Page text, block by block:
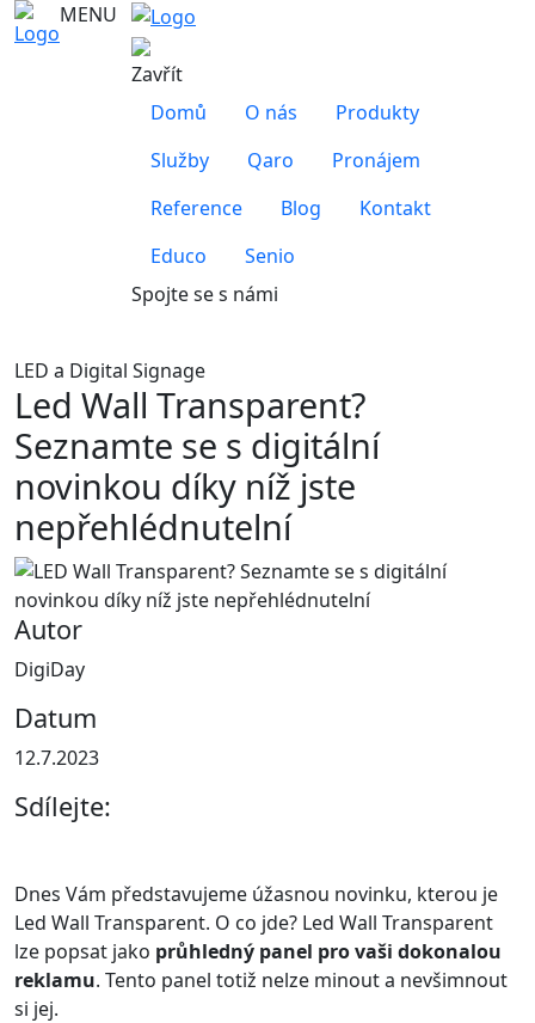
MENU
Zavřít
Domů
O nás
Produkty
Služby
Qaro
Pronájem
Reference
Blog
Kontakt
Educo
Senio
Spojte se s námi
LED a Digital Signage
Led Wall Transparent?
Seznamte se s digitální
novinkou díky níž jste
nepřehlédnutelní
Autor
DigiDay
Datum
12.7.2023
Sdílejte:
Dnes Vám představujeme úžasnou novinku, kterou je
Led Wall Transparent. O co jde? Led Wall Transparent
lze popsat jako průhledný panel pro vaši dokonalou
reklamu. Tento panel totiž nelze minout a nevšimnout
si jej.